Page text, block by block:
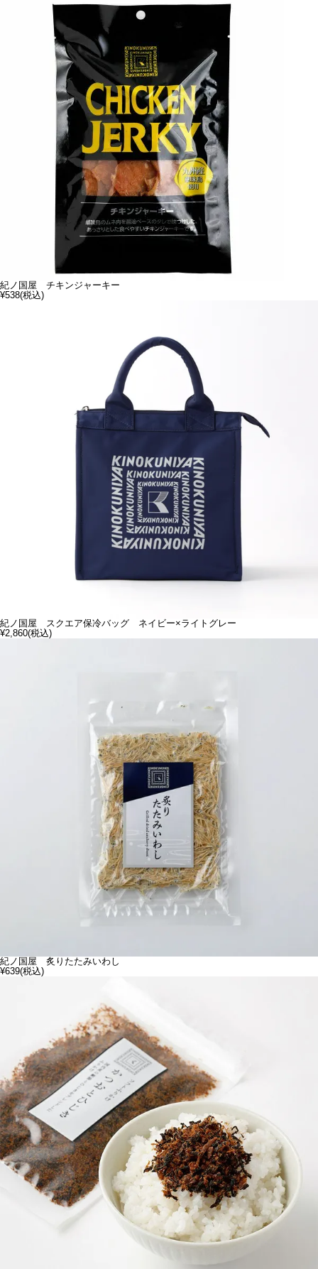
紀ノ国屋 チキンジャーキー
¥538(税込)
紀ノ国屋 スクエア保冷バッグ ネイビー×ライトグレー
¥2,860(税込)
紀ノ国屋 炙りたたみいわし
¥639(税込)